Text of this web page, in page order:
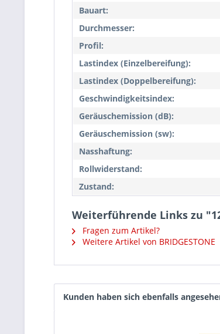
Bauart:
Durchmesser:
Profil:
Lastindex (Einzelbereifung):
Lastindex (Doppelbereifung):
Geschwindigkeitsindex:
Geräuschemission (dB):
Geräuschemission (sw):
Nasshaftung:
Rollwiderstand:
Zustand:
Weiterführende Links zu
Fragen zum Artikel?
Weitere Artikel von BRIDGESTONE
Kunden haben sich ebenfalls